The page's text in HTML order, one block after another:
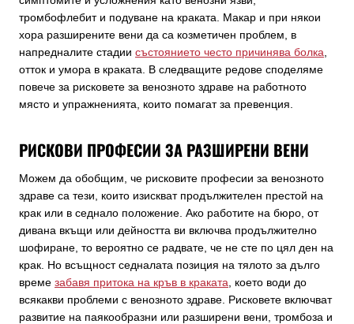
тромбофлебит и подуване на краката. Макар и при някои
хора разширените вени да са козметичен проблем, в
напредналите стадии състоянието често причинява болка
отток и умора в краката. В следващите редове споделяме
повече за рисковете за венозното здраве на работното
място и упражненията, които помагат за превенция.
РИСКОВИ ПРОФЕСИИ ЗА РАЗШИРЕНИ ВЕНИ
Можем да обобщим, че рисковите професии за венозното
здраве са тези, които изискват продължителен престой на
крак или в седнало положение. Ако работите на бюро, от
дивана вкъщи или дейността ви включва продължително
шофиране, то вероятно се радвате, че не сте по цял ден на
крак. Но всъщност седналата позиция на тялото за дълго
време забавя притока на кръв в краката , което води до
всякакви проблеми с венозното здраве. Рисковете включват
развитие на паякообразни или разширени вени, тромбоза и